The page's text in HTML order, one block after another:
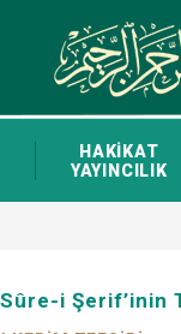
HAKİKAT
YAYINCILIK
i Şerif’inin